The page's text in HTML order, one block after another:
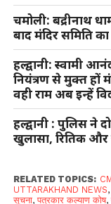
चमोली: बद्रीनाथ
बाद मंदिर समिति का
हल्द्वानी: स्वामी
नियंत्रण से मुक्त हों
वही राम अब इन्हें
हल्द्वानी : पुलिस ने
खुलासा, रितिक और
RELATED TOPICS:
UTTARAKHAND NEWS,
सूचना,पत्रकार कल्याण कोष,